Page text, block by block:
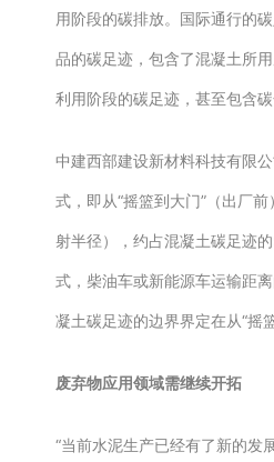
用阶段的碳排放。国际通行的
品的碳足迹，包含了混凝土所
利用阶段的碳足迹，甚至包含
中建西部建设新材料科技有限
式，即从“摇篮到大门”（出厂
射半径），约占混凝土碳足迹
式，柴油车或新能源车运输距
凝土碳足迹的边界界定在从“摇
废弃物应用领域需继续开拓
“当前水泥生产已经有了新的发